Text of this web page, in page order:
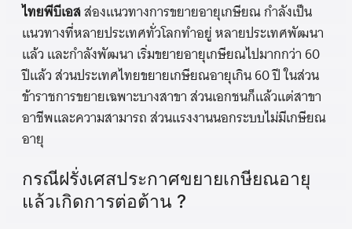
ไทยพีบีเอสส่องแนวทางการขยายอายุเกษียณ กำลังเป็น
แนวทางที่หลายประเทศทั่วโลกทำอยู่ หลายประเทศพัฒนา
แล้ว และกำลังพัฒนา เริ่มขยายอายุเกษียณไปมากกว่า 60
ปีแล้ว ส่วนประเทศไทยขยายเกษียณอายุเกิน 60 ปี ในส่วน
ข้าราชการขยายเฉพาะบางสาขา ส่วนเอกชนก็แล้วแต่สาขา
อาชีพและความสามารถ ส่วนแรงงานนอกระบบไม่มีเกษียณ
อายุ
กรณีฝรั่งเศสประกาศขยายเกษียณอายุ
แล้วเกิดการต่อต้าน ?